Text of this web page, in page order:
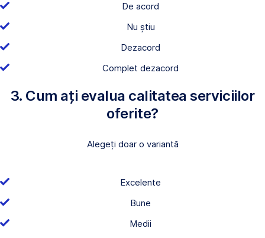
De acord
Nu știu
Dezacord
Complet dezacord
3. Cum ați evalua calitatea serviciilor
oferite?
Alegeți doar o variantă
Excelente
Bune
Medii